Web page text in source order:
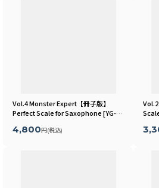
Vol.4 Monster Expert【冊子版】
Perfect Scale for Saxophone[YG-
4,800円(税込)